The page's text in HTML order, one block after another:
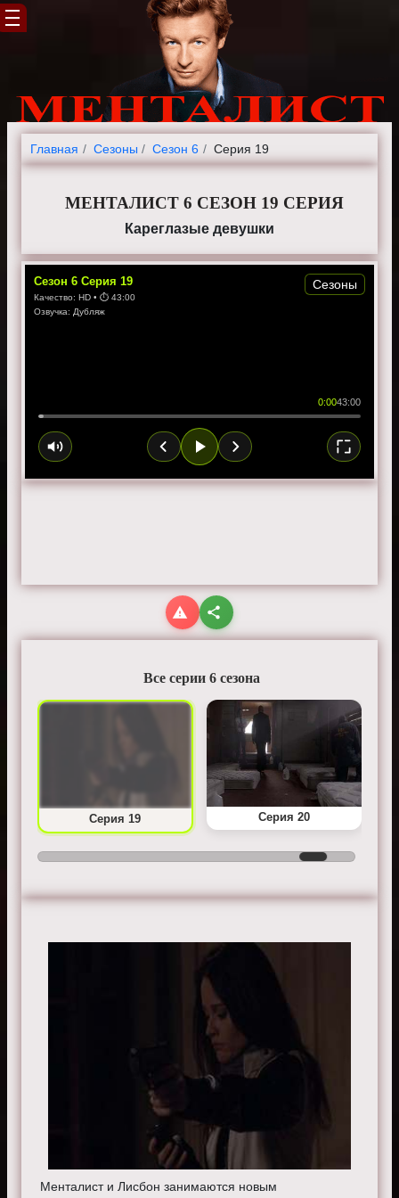
Главная Cезоны Сезон 6 Серия 19
МЕНТАЛИСТ 6 СЕЗОН 19 СЕРИЯ
Кареглазые девушки
Сезон 6 Серия 19
Качество: HD • ⏱ 43:00
Озвучка: Дубляж
0:0043:00
Сезоны
Все серии 6 сезона
Серия 19 Серия 20
Менталист и Лисбон занимаются новым